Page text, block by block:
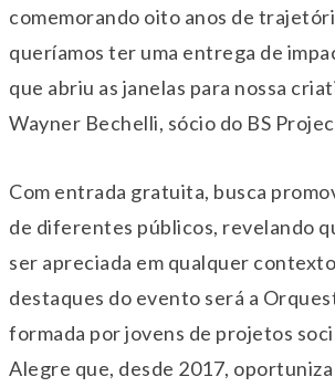
comemorando oito anos de
queríamos ter uma entrega de
que abriu as janelas para nossa
Wayner Bechelli, sócio do BS
Com entrada gratuita, busca
de diferentes públicos, revelando
ser apreciada em qualquer
destaques do evento será a
formada por jovens de projetos
Alegre que, desde 2017,